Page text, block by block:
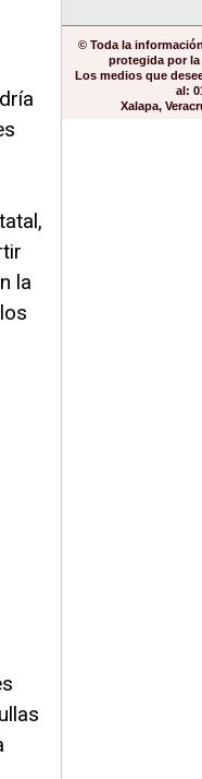
la
© Toda la
protegida por
Los medios que
al:
Xalapa,